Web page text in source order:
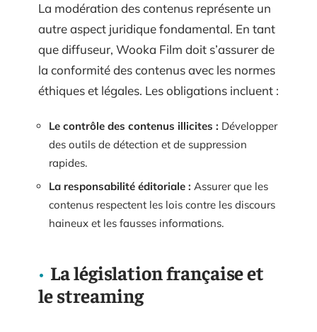
La modération des contenus représente un
autre aspect juridique fondamental. En tant
que diffuseur, Wooka Film doit s’assurer de
la conformité des contenus avec les normes
éthiques et légales. Les obligations incluent :
Le contrôle des contenus illicites : Développer
des outils de détection et de suppression
rapides.
La responsabilité éditoriale : Assurer que les
contenus respectent les lois contre les discours
haineux et les fausses informations.
La législation française et
le streaming